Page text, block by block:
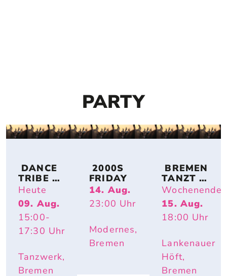
PARTY
DANCE
TRIBE
BREMEN
Heute
09. Aug.
15:00-
17:30 Uhr
Tanzwerk,
Bremen
2000S
FRIDAY
14. Aug.
23:00 Uhr
Modernes,
Bremen
BREMEN
TANZT
OPEN AIR
Wochenende
15. Aug.
18:00 Uhr
Lankenauer
Höft,
Bremen